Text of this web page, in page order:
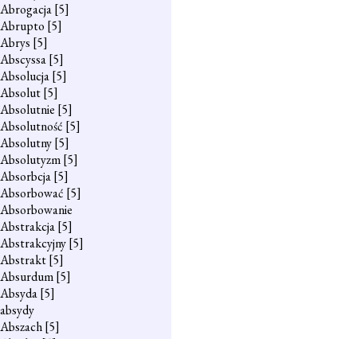
Abrogacja[5]
Abrupto [5]
Abrys [5]
Abscyssa[5]
Absolucja[5]
Absolut[5]
Absolutnie [5]
Absolutność [5]
Absolutny[5]
Absolutyzm[5]
Absorbcja[5]
Absorbować [5]
Absorbowanie
Abstrakcja[5]
Abstrakcyjny[5]
Abstrakt[5]
Absurdum[5]
Absyda[5]
absydy
Abszach[5]